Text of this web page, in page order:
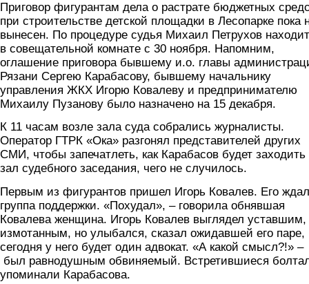
Приговор фигурантам дела о растрате бюджетных
при строительстве детской площадки в Лесопарке пока
вынесен. По процедуре судья Михаил Петрухов
в совещательной комнате с 30 ноября. Напомним,
оглашение приговора бывшему и.о. главы
Рязани Сергею Карабасову, бывшему начальнику
управления ЖКХ Игорю Ковалеву и предпринимателю
Михаилу Пузанову было назначено на 15 декабря.
К 11 часам возле зала суда собрались журналисты.
Оператор ГТРК «Ока» разгонял представителей других
СМИ, чтобы запечатлеть, как Карабасов будет заходить
зал судебного заседания, чего не случилось.
Первым из фигурантов пришел Игорь Ковалев. Его
группа поддержки. «Похудал», – говорила обнявшая
Ковалева женщина. Игорь Ковалев выглядел уставшим,
измотанным, но улыбался, сказал ожидавшей его паре,
сегодня у него будет один адвокат. «А какой смысл?!» –
был равнодушным обвиняемый. Встретившиеся
упоминали Карабасова.